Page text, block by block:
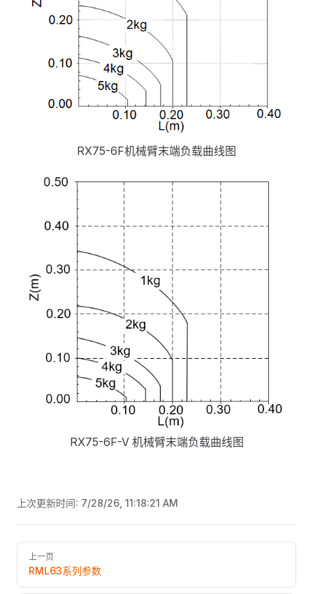
RX75-6F机械臂末端负载曲线图
RX75-6F-V 机械臂末端负载曲线图
上次更新时间: 7/28/26, 11:18:21 AM
Pager
上一页
RML63系列参数